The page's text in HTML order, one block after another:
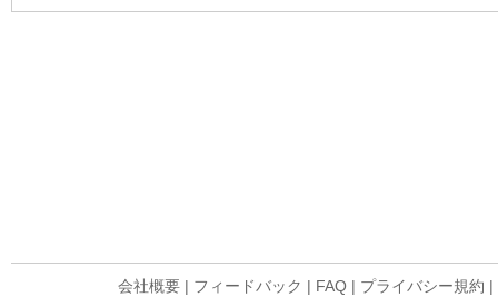
会社概要 | フィードバック | FAQ | プライバシー規約 |